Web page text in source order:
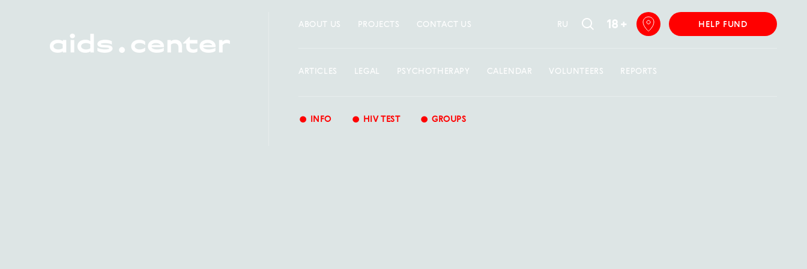
ABOUT US PROJECTS CONTACT US
ARTICLES LEGAL PSYCHOTHERAPY CALENDAR VOLUNTEERS REPORTS
• INFO • HIV TEST • GROUPS
RU 18 + HELP FUND